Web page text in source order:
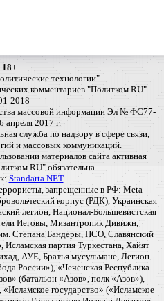
18+
технологии"
комментариев "Политком.RU"
2018
массовой информации Эл № ФС77-
апреля 2017 г.
служба по надзору в сфере связи,
и массовых коммуникаций.
материалов сайта активная
обязательна
Standarta.NET
запрещенные в РФ: Meta
корпус (РДК), Украинская
легион, Национал-Большевистская
Иеговы, Мизантропик Дивижн,
Степана Бандеры, НСО, Славянский
партия Туркестана, Хайят
АУЕ, Братья мусульмане, Легион
России»), «Чеченская Республика
(батальон «Азов», полк «Азов»),
государство» («Исламское